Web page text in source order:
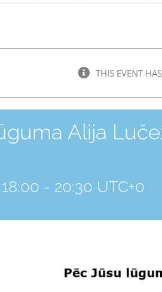
THIS EVENT
Alija
- 20:30 UTC+0